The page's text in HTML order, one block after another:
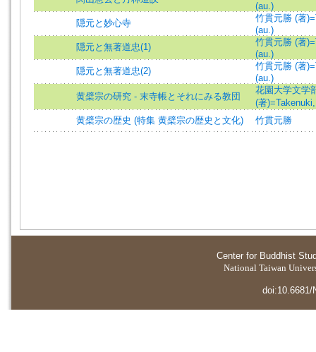
(au.)
隠元と妙心寺
竹貫元勝 (著
(au.)
隠元と無著道忠(1)
竹貫元勝 (著
(au.)
隠元と無著道忠(2)
竹貫元勝 (著
(au.)
黄檗宗の研究 - 末寺帳とそれにみる教団
花園大学文学
(著
黄檗宗の歴史 (特集 黄檗宗の歴史と文化)
竹貫元勝
Center for Buddhist
National Taiwan
doi:10.6681/